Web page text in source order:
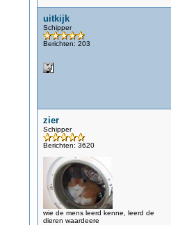
uitkijk
Schipper
Berichten: 203
zier
Schipper
Berichten: 3620
wie de mens leerd kenne, leerd de
dieren waardeere